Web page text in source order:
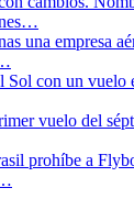
una empresa
Sol con un vuelo
vuelo del
prohíbe a